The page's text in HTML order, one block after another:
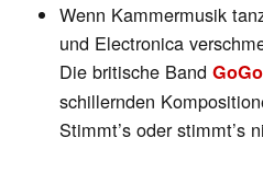
Wenn Kammermusik
und Electronica
Die britische Band
schillernden
Stimmt’s oder stimmt’s